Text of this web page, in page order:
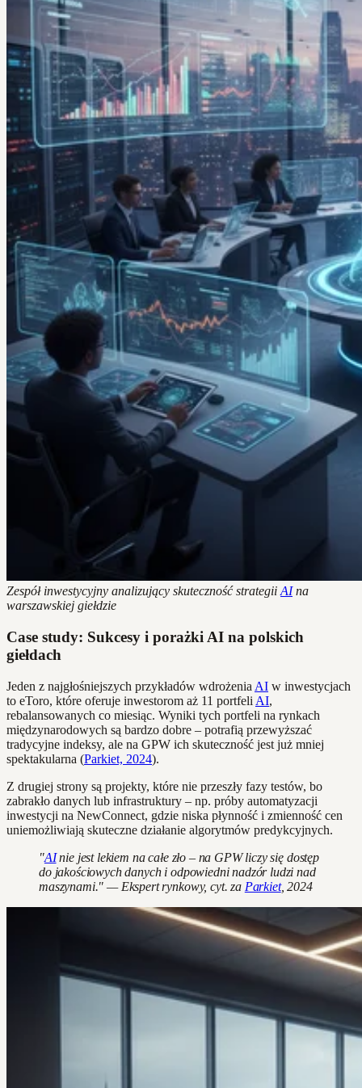
Zespół inwestycyjny analizujący skuteczność strategii AIna
warszawskiej giełdzie
Case study: Sukcesy i porażki AI na polskich
giełdach
Jeden z najgłośniejszych przykładów wdrożenia AI w inwestycjach
to eToro, które oferuje inwestorom aż 11 portfeli AI,
rebalansowanych co miesiąc. Wyniki tych portfeli na rynkach
międzynarodowych są bardzo dobre – potrafią przewyższać
tradycyjne indeksy, ale na GPW ich skuteczność jest już mniej
spektakularna (Parkiet, 2024).
Z drugiej strony są projekty, które nie przeszły fazy testów, bo
zabrakło danych lub infrastruktury – np. próby automatyzacji
inwestycji na NewConnect, gdzie niska płynność i zmienność cen
uniemożliwiają skuteczne działanie algorytmów predykcyjnych.
"AInie jest lekiem na całe zło – na GPW liczy się dostęp
do jakościowych danych i odpowiedni nadzór ludzi nad
maszynami." — Ekspert rynkowy, cyt. za Parkiet, 2024